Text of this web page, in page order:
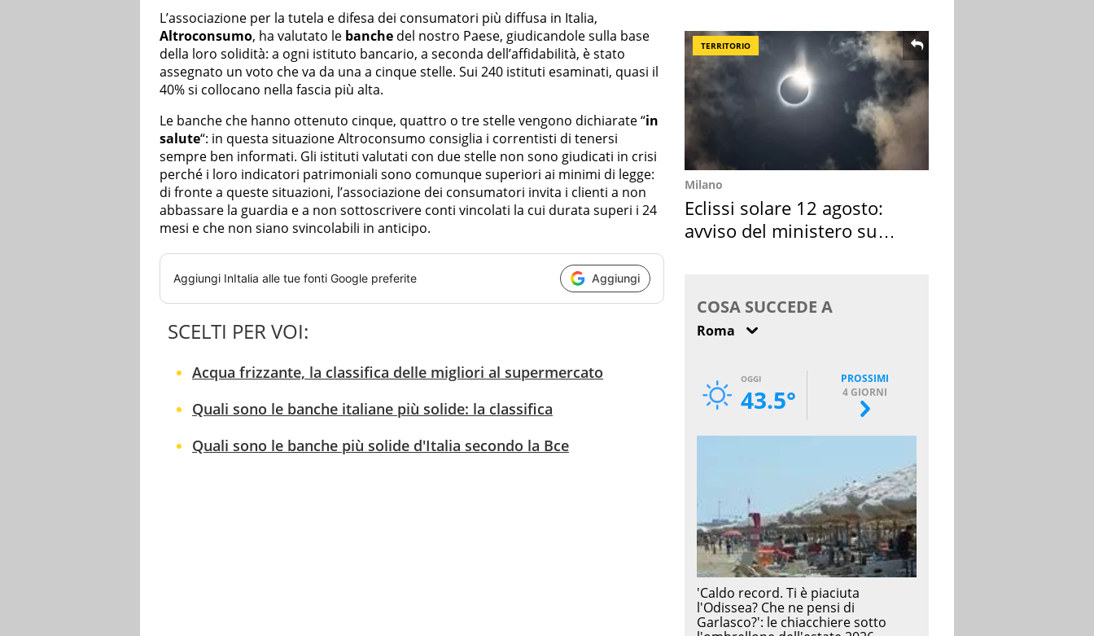
L’associazione per la tutela e difesa dei consumatori più diffusa in Italia,
Altroconsumo, ha valutato le banche del nostro Paese, giudicandole sulla base
della loro solidità: a ogni istituto bancario, a seconda dell’affidabilità, è stato
assegnato un voto che va da una a cinque stelle. Sui 240 istituti esaminati, quasi il
40% si collocano nella fascia più alta.
Le banche che hanno ottenuto cinque, quattro o tre stelle vengono dichiarate “in
salute“: in questa situazione Altroconsumo consiglia i correntisti di tenersi
sempre ben informati. Gli istituti valutati con due stelle non sono giudicati in crisi
perché i loro indicatori patrimoniali sono comunque superiori ai minimi di legge:
di fronte a queste situazioni, l’associazione dei consumatori invita i clienti a non
abbassare la guardia e a non sottoscrivere conti vincolati la cui durata superi i 24
mesi e che non siano svincolabili in anticipo.
Aggiungi InItalia alle tue fonti Google preferite Aggiungi
SCELTI PER VOI:
Acqua frizzante, la classifica delle migliori al supermercato
Quali sono le banche italiane più solide: la classifica
Quali sono le banche più solide d'Italia secondo la Bce
TERRITORIO
Milano
Eclissi solare 12 agosto:
avviso del ministero su